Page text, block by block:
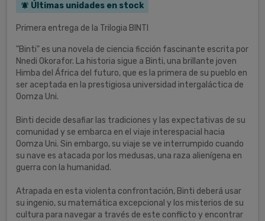
notifications_active Últimas unidades en stock
Primera entrega de la Trilogia BINTI
"Binti" es una novela de ciencia ficción fascinante escrita por
Nnedi Okorafor. La historia sigue a Binti, una brillante joven
Himba del África del futuro, que es la primera de su pueblo en
ser aceptada en la prestigiosa universidad intergaláctica de
Oomza Uni.
Binti decide desafiar las tradiciones y las expectativas de su
comunidad y se embarca en el viaje interespacial hacia
Oomza Uni. Sin embargo, su viaje se ve interrumpido cuando
su nave es atacada por los medusas, una raza alienígena en
guerra con la humanidad.
Atrapada en esta violenta confrontación, Binti deberá usar
su ingenio, su matemática excepcional y los misterios de su
cultura para navegar a través de este conflicto y encontrar